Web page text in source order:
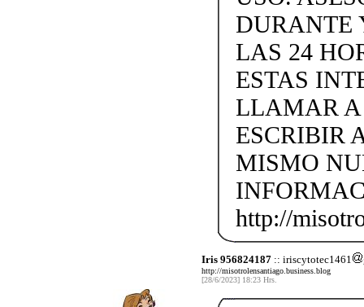
DURANTE
LAS 24
ESTAS
LLAMAR A
ESCRIBIR
MISMO
http://
Iris 956824187:: iriscytotec1461
http://misotrolensantiago.business.blog
[28/6/2023] 18:23 Hrs.